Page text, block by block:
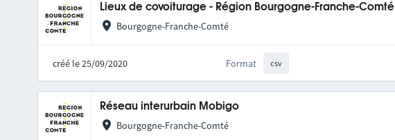
Lieux de covoiturage - Région Bourgogne-Franche-Comté
Bourgogne-Franche-Comté
créé le 25/09/2020 Format csv
Réseau interurbain Mobigo
Bourgogne-Franche-Comté